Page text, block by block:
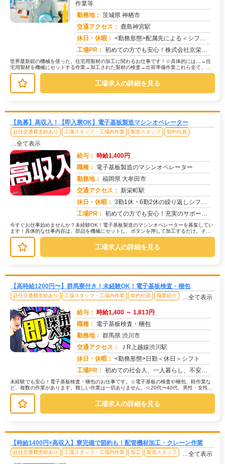
作業等
勤務地： 茨城県 神栖市
交通アクセス： 鹿島神宮駅
休日・休暇： <勤務形態>配属先による＜シフト＞5勤2休＜休日＞工場カレンダーによる
工場PR： 初めての方でも安心！株式会社京栄センターで新しい一歩を踏み出してみませんか？☆最短即日面接・採用・赴任・入寮OK！...
世界最新鋭の機械を使った、住宅用製材の加工に関わるお仕事です！☆具体的には…→住
宅用製材を機械にセットする作業→加工された製材の検査→出荷準備作業これら全て、丁
寧な指導があるので安心です！未経験...
工場求人の詳細を見る
【急募】高収入！【即入寮OK】電子基板製造マシンオペレーター
赴任交通費支給あり 工場スタッフ・工場内作業 製造スタッフ 契約社員
…全て表示
給与： 時給1,400円
職種： 電子基板製造のマシンオペレーター
勤務地： 福岡県 大牟田市
交通アクセス： 新栄町駅
休日・休暇： 3勤1休・6勤2休の繰り返しシフト休
工場PR： 初めての方でも安心！充実のサポート体制で新しい一歩を踏み出せます。☆毎月100名以上の方が採用されています！→未経...
今すぐお仕事始めませんか？未経験OK！電子基板製造のマシンオペレーターを募集してい
ます！具体的な仕事内容は、部品を機械にセットし、ボタンを押して加工するだけ。その
後、顕微鏡を使って丁寧に検査しま...
工場求人の詳細を見る
【高時給1200円〜】群馬寮付き！未経験OK！電子基板検査・梱包
赴任交通費支給あり 工場スタッフ・工場内作業 契約社員 職業紹介 …全て表示
給与： 時給1,400 ～ 1,813円
職種： 電子基板検査・梱包
勤務地： 群馬県 渋川市
交通アクセス：
ＪR上越線渋川駅
休日・休暇： <勤務形態>日勤＜休日＞シフト
工場PR： 初めての社会人、一人暮らし、不安ですよね？大丈夫！株式会社京栄センターなら、専属スタッフが就業までしっかりサポート...
未経験でも安心！電子基板検査・梱包のお仕事です。☆電子基板の検査や梱包、軽作業な
ど、複数の作業があります。難しい作業は一切ありません。☆20代〜40代、男性・女性と
もに活躍中！未経験から始めた方...
工場求人の詳細を見る
【時給1400円×高収入】寮完備で節約も！配管機材加工・クレーン作業
赴任交通費支給あり 工場スタッフ・工場内作業 加工 製造スタッフ …全て表示